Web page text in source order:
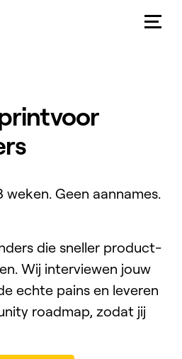
voor
weken. Geen aannames.
die sneller product-
Wij interviewen jouw
echte pains en leveren
roadmap, zodat jij